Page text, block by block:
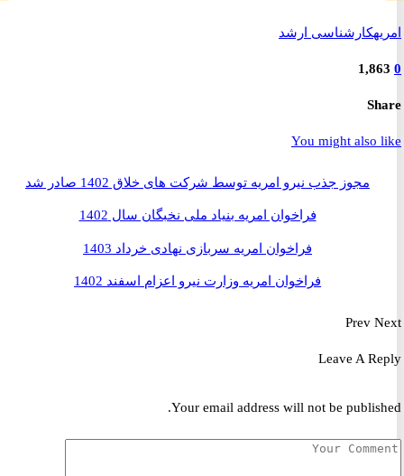
کارشناسی ارشد
You might
مجوز جذب نیرو امریه توسط شرکت های خلاق 1402 صادر شد
فراخوان امریه بنیاد ملی نخبگان سال 1402
فراخوان امریه سربازی نهادی خرداد 1403
فراخوان امریه وزارت نیرو اعزام اسفند 1402
Prev
Leave A
Your email address will not be